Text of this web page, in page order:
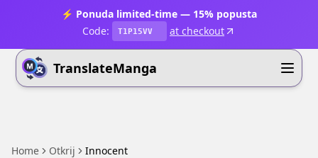
⚡ Ponuda limited-time — 15% popusta
Code:
T1P15VV at checkout
TranslateManga
Home Otkrij Innocent